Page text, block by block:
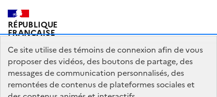
RÉPUBLIQUE
FRANÇAISE
Plan du site Mentions légales Qui sommes-nous ?
Partagez votre expérience pour améliorer les services
Ce site utilise des témoins de connexion afin de vous
proposer des vidéos, des boutons de partage, des
messages de communication personnalisés, des
remontées de contenus de plateformes sociales et